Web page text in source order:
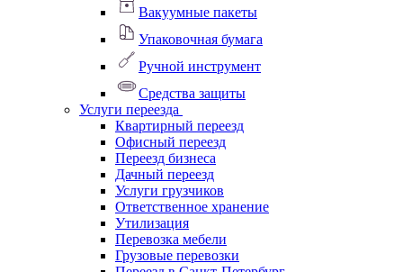
Вакуумные пакеты
Упаковочная бумага
Ручной инструмент
Средства защиты
Услуги переезда
Квартирный переезд
Офисный переезд
Переезд бизнеса
Дачный переезд
Услуги грузчиков
Ответственное хранение
Утилизация
Перевозка мебели
Грузовые перевозки